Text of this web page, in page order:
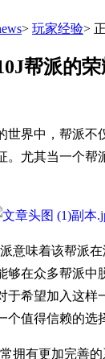
> 玩家经验>
帮派的
世界中，帮派不
。尤其当一个帮
意味着该帮派
够在众多帮派中
于希望加入这样
个值得信赖的选
拥有更加完善